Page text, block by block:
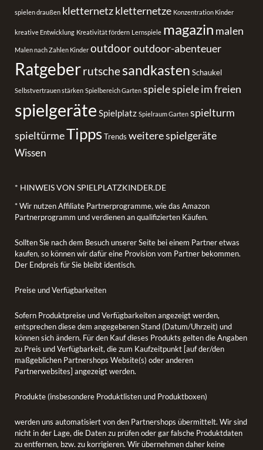
spielen draußen kletternetzkletternetze Konzentration Kinder
kreative Entwicklung Kreativität fördern Lernspiele magazin malen
Malen nach Zahlen Kinder outdooroutdoor-abenteuer
Ratgeberrutschesandkasten Schaukel
Selbstvertrauen stärken Spielbereich Garten spielespiele im freien
spielgeräte Spielplatz Spielraum Garten spielturm
spieltürmeTippsTrends weitere spielgeräte
Wissen
* HINWEIS VON SPIELPLATZKINDER.DE
* Wir nutzen Affiliate Partnerprogramme, wie das Amazon
Partnerprogramm und verdienen an qualifizierten Käufen.
Sollten Sie nach dem Besuch unserer Seite bei einem Partner etwas
kaufen, so können wir dafür eine Provision vom Partner bekommen.
Der Endpreis für Sie bleibt identisch.
Preise und Verfügbarkeiten
Sofern Produktpreise und Verfügbarkeiten angezeigt werden,
entsprechen diese dem angegebenen Stand (Datum/Uhrzeit) und
können sich ändern. Für den Kauf dieses Produkts gelten die Angaben
zu Preis und Verfügbarkeit, die zum Kaufzeitpunkt [auf der/den
maßgeblichen Partnershops Website(s) oder anderen
Partnerwebsites] angezeigt werden.
Produkte (insbesondere Produktlisten und Produktboxen)
werden uns automatisiert von den Partnershops übermittelt. Wir sind
nicht in der Lage, die Daten zu prüfen oder gar falsche Produktdaten
zu entfernen, bzw. zu korrigieren. Wir übernehmen daher keine